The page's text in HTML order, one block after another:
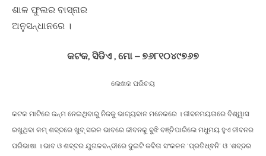
ଶାଳ ଫୁଲର ବାସ୍ନାର
ଅନୁସନ୍ଧାନରେ ।
କଟକ, ସିଡିଏ , ମୋ – ୭୬୮୧୦୪୯୭୬୭
ଲେଖକ ପରିଚୟ
କଟକ ମାଟିରେ ଜନ୍ମ ନେଇଥିବାରୁ ନିଜକୁ ଭାଗ୍ୟବାନ ମନେକରେ । ଜୀବନମୟତାରେ ବିଶ୍ୱାସ
ରଖୁଥିବା କମ୍ ଶବ୍ଦରେ ଖୁବ୍ ସରଳ ଭାବରେ ଜୀବନକୁ ବୁଝି ବଞ୍ଚିପାରିଲେ ମଧୁମୟ ହୁଏ ଜୀବନର
ପରିଭାଷା । ଭାବ ଓ ଶବ୍ଦର ଯୁଗଳବନ୍ଦୀରେ ଦୁଇଟି କବିତା ସଂକଳନ ‘ପ୍ରତିଧ୍ଵନି’ ଓ ‘ଶବ୍ଦର